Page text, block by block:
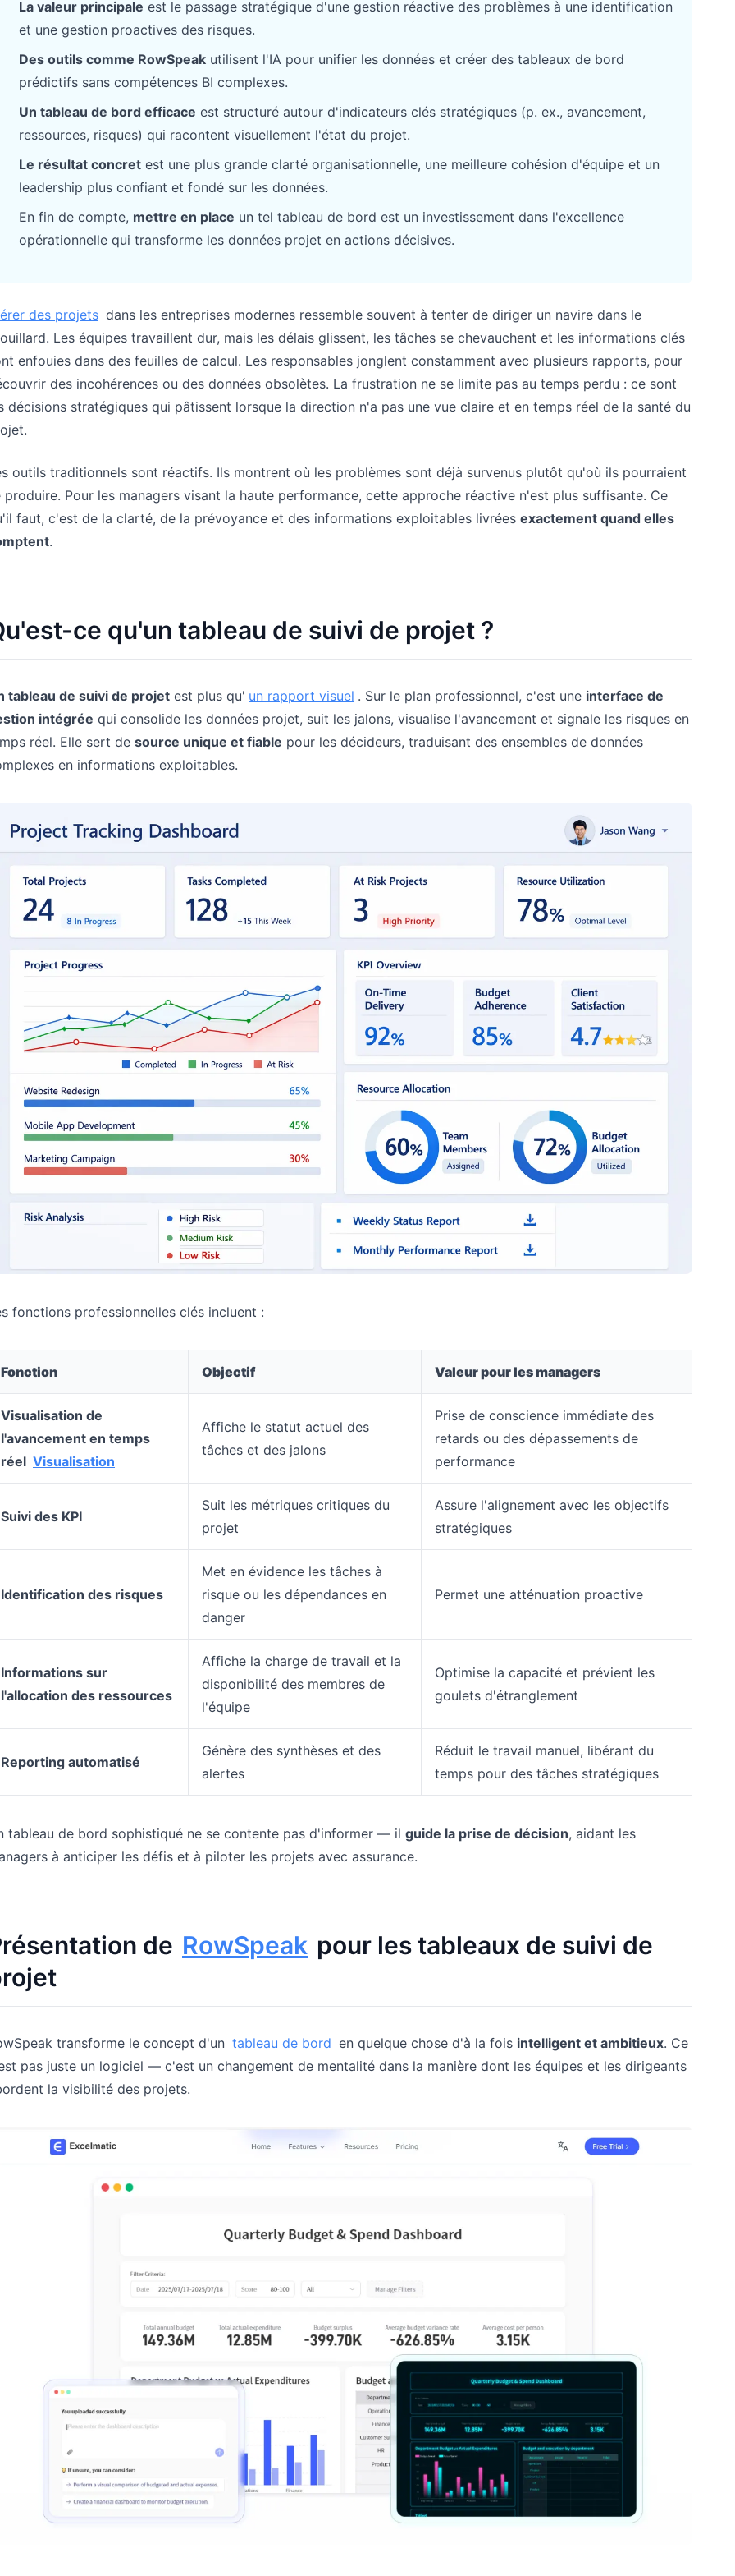
Pipelines, objectifs, prévisions et suivi
du chiffre d’affaires.
Projet
avancement.
Analytique
Tableaux de bord, revues KPI et
analyses récurrentes.
Prompts utiles pour l’analyse, le
reporting et le nettoyage.
Communauté
questions et apprenez des utilisateurs.
Démarrage rapide
Prise en main rapide pour les nouveaux
utilisateurs et équipes.
La valeur principale est le passage stratégique d'une gestion réactive des problèmes à une identification
et une gestion proactives des risques.
Des outils comme RowSpeak utilisent l'IA pour unifier les données et créer des tableaux de bord
prédictifs sans compétences BI complexes.
Un tableau de bord efficace est structuré autour d'indicateurs clés stratégiques (p. ex., avancement,
ressources, risques) qui racontent visuellement l'état du projet.
Le résultat concret est une plus grande clarté organisationnelle, une meilleure cohésion d'équipe et un
leadership plus confiant et fondé sur les données.
En fin de compte, mettre en place un tel tableau de bord est un investissement dans l'excellence
opérationnelle qui transforme les données projet en actions décisives.
des projets dans les entreprises modernes ressemble souvent à tenter de diriger un navire dans le
Les équipes travaillent dur, mais les délais glissent, les tâches se chevauchent et les informations clés
enfouies dans des feuilles de calcul. Les responsables jonglent constamment avec plusieurs rapports, pour
des incohérences ou des données obsolètes. La frustration ne se limite pas au temps perdu : ce sont
décisions stratégiques qui pâtissent lorsque la direction n'a pas une vue claire et en temps réel de la santé du
outils traditionnels sont réactifs. Ils montrent où les problèmes sont déjà survenus plutôt qu'où ils pourraient
produire. Pour les managers visant la haute performance, cette approche réactive n'est plus suffisante. Ce
faut, c'est de la clarté, de la prévoyance et des informations exploitables livrées exactement quand elles
.
ce qu'un tableau de suivi de projet ?
tableau de suivi de projet est plus qu' un rapport visuel . Sur le plan professionnel, c'est une interface de
intégrée qui consolide les données projet, suit les jalons, visualise l'avancement et signale les risques en
réel. Elle sert de source unique et fiable pour les décideurs, traduisant des ensembles de données
en informations exploitables.
fonctions professionnelles clés incluent :
Fonction Objectif Valeur pour les managers
Visualisation de
l'avancement en temps
réel Visualisation
Affiche le statut actuel des
tâches et des jalons
Prise de conscience immédiate des
retards ou des dépassements de
performance
Suivi des KPI
Suit les métriques critiques du
projet
Assure l'alignement avec les objectifs
stratégiques
Identification des risques
Met en évidence les tâches à
risque ou les dépendances en
danger
Permet une atténuation proactive
Informations sur
l'allocation des ressources
Affiche la charge de travail et la
disponibilité des membres de
l'équipe
Optimise la capacité et prévient les
goulets d'étranglement
Reporting automatisé
Génère des synthèses et des
alertes
Réduit le travail manuel, libérant du
temps pour des tâches stratégiques
tableau de bord sophistiqué ne se contente pas d'informer — il guide la prise de décision, aidant les
à anticiper les défis et à piloter les projets avec assurance.
de RowSpeak pour les tableaux de suivi de
transforme le concept d'un tableau de bord en quelque chose d'à la fois intelligent et ambitieux. Ce
pas juste un logiciel — c'est un changement de mentalité dans la manière dont les équipes et les dirigeants
la visibilité des projets.